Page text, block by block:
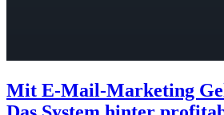
Mit E-Mail-Marketing